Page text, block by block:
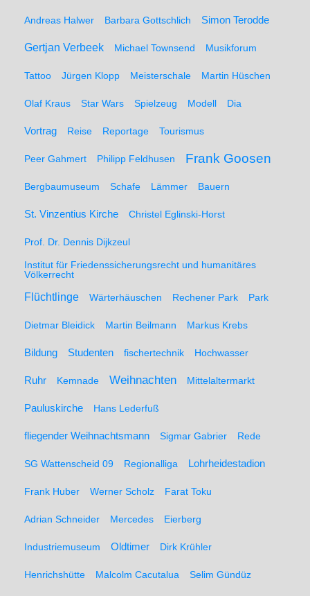
Andreas Halwer Barbara Gottschlich Simon Terodde
Gertjan Verbeek Michael Townsend Musikforum
Tattoo Jürgen Klopp Meisterschale Martin Hüschen
Olaf Kraus Star Wars Spielzeug Modell Dia
Vortrag Reise Reportage Tourismus
Peer Gahmert Philipp Feldhusen Frank Goosen
Bergbaumuseum Schafe Lämmer Bauern
St. Vinzentius Kirche Christel Eglinski-Horst
Prof. Dr. Dennis Dijkzeul
Institut für Friedenssicherungsrecht und humanitäres
Völkerrecht
Flüchtlinge Wärterhäuschen Rechener Park Park
Dietmar Bleidick Martin Beilmann Markus Krebs
Bildung Studenten fischertechnik Hochwasser
Ruhr Kemnade Weihnachten Mittelaltermarkt
Pauluskirche Hans Lederfuß
fliegender Weihnachtsmann Sigmar Gabrier Rede
SG Wattenscheid 09 Regionalliga Lohrheidestadion
Frank Huber Werner Scholz Farat Toku
Adrian Schneider Mercedes Eierberg
Industriemuseum Oldtimer Dirk Krühler
Henrichshütte Malcolm Cacutalua Selim Gündüz